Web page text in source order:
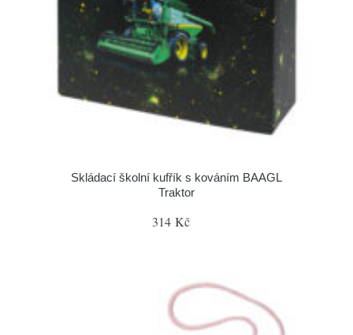
Skládací školní kufřík s kováním BAAGL
Traktor
314 Kč